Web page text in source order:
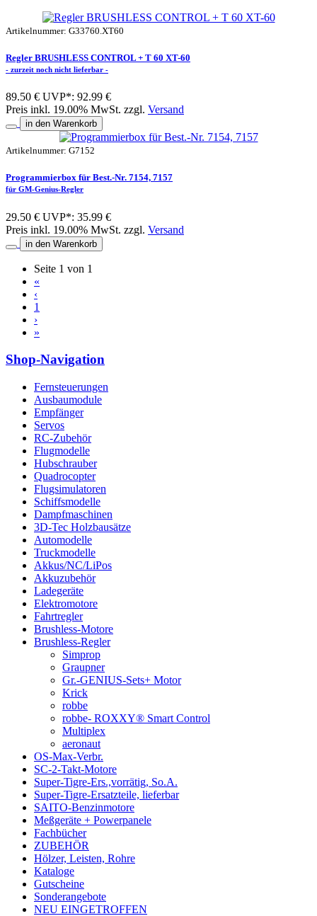
Artikelnummer: G33760.XT60
Regler BRUSHLESS CONTROL + T 60 XT-60
- zurzeit noch nicht lieferbar -
89.50 € UVP*: 92.99 €
Preis inkl. 19.00% MwSt. zzgl. Versand
in den Warenkorb
Artikelnummer: G7152
Programmierbox für Best.-Nr. 7154, 7157
für GM-Genius-Regler
29.50 € UVP*: 35.99 €
Preis inkl. 19.00% MwSt. zzgl. Versand
in den Warenkorb
Seite 1 von 1
«
‹
1
›
»
Shop-Navigation
Fernsteuerungen
Ausbaumodule
Empfänger
Servos
RC-Zubehör
Flugmodelle
Hubschrauber
Quadrocopter
Flugsimulatoren
Schiffsmodelle
Dampfmaschinen
3D-Tec Holzbausätze
Automodelle
Truckmodelle
Akkus/NC/LiPos
Akkuzubehör
Ladegeräte
Elektromotore
Fahrtregler
Brushless-Motore
Brushless-Regler
Simprop
Graupner
Gr.-GENIUS-Sets+ Motor
Krick
robbe
robbe- ROXXY® Smart Control
Multiplex
aeronaut
OS-Max-Verbr.
SC-2-Takt-Motore
Super-Tigre-Ers.,vorrätig, So.A.
Super-Tigre-Ersatzteile, lieferbar
SAITO-Benzinmotore
Meßgeräte + Powerpanele
Fachbücher
ZUBEHÖR
Hölzer, Leisten, Rohre
Kataloge
Gutscheine
Sonderangebote
NEU EINGETROFFEN